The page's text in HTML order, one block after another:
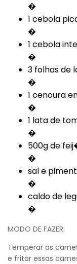
�
1 cebola
�
1 cebola
�
3 folhas de
�
1 cenoura
�
1 lata de
�
500g de
�
sal e
�
caldo de
�
MODO DE FAZER:
Temperar as
e fritar essas